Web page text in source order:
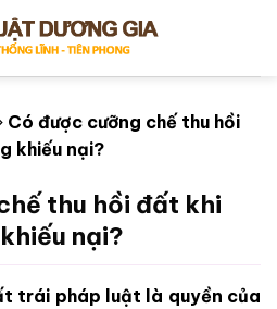
Có được cưỡng chế thu hồi
khiếu nại?
thu hồi đất khi
nại?
trái pháp luật là quyền của